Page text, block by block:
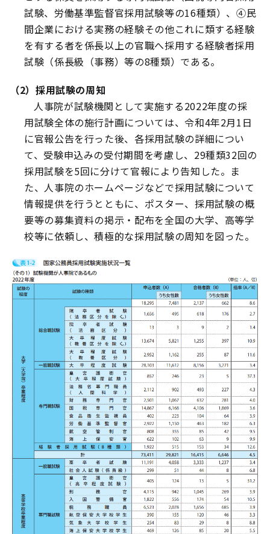
試験、労働基準監督官採用試験等の16種類）、④民
間企業における実務の経験その他これに類する経験
を有する者を係長以上の官職へ採用する経験者採用
試験（係長級（事務）等の8種類）である。
（2）採用試験の周知
人事院が試験機関として実施する2022年度の採
用試験全体の施行計画については、令和4年2月1日
に官報公告を行った後、各採用試験の詳細につい
て、受験申込みの受付期間を考慮し、29種類32回の
採用試験を5回に分けて官報により告知した。ま
た、人事院のホームページなどで採用試験について
情報提供を行うとともに、ポスター、採用試験の概
要等の募集資料の掲示・配布を全国の大学、高等学
校等に依頼し、積極的な採用試験の周知を図った。